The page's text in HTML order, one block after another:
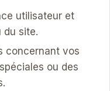
utilisateur et
du site.
concernant vos
ou des